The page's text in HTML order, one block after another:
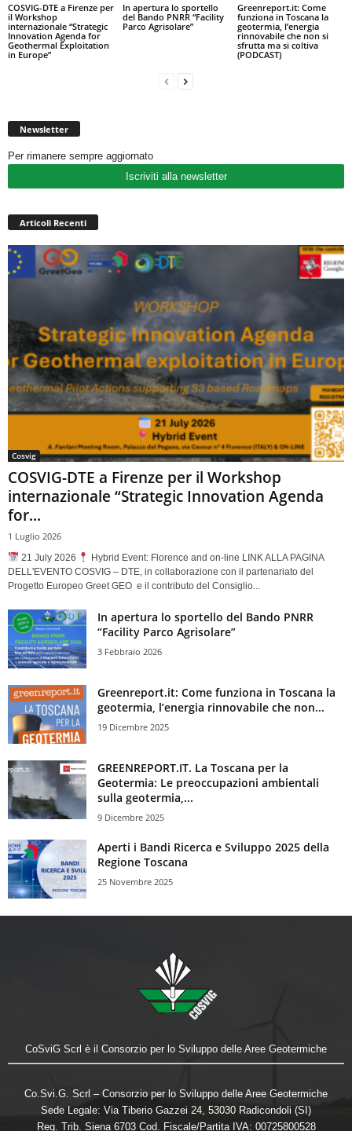
COSVIG-DTE a Firenze per
il Workshop
internazionale “Strategic
Innovation Agenda for
Geothermal Exploitation
in Europe”
In apertura lo sportello
del Bando PNRR “Facility
Parco Agrisolare”
Greenreport.it: Come
funziona in Toscana la
geotermia, l’energia
rinnovabile che non si
sfrutta ma si coltiva
(PODCAST)
Newsletter
Per rimanere sempre aggiornato
Iscriviti alla newsletter
Articoli Recenti
Cosvig
COSVIG-DTE a Firenze per il Workshop
internazionale “Strategic Innovation Agenda
for...
1 Luglio 2026
21 July 2026
Hybrid Event: Florence and on-line LINK ALLA PAGINA
DELL'EVENTO COSVIG – DTE, in collaborazione con il partenariato del
Progetto Europeo Greet GEO e il contributo del Consiglio...
In apertura lo sportello del Bando PNRR
“Facility Parco Agrisolare”
3 Febbraio 2026
Greenreport.it: Come funziona in Toscana la
geotermia, l’energia rinnovabile che non...
19 Dicembre 2025
GREENREPORT.IT. La Toscana per la
Geotermia: Le preoccupazioni ambientali
sulla geotermia,...
9 Dicembre 2025
Aperti i Bandi Ricerca e Sviluppo 2025 della
Regione Toscana
25 Novembre 2025
CoSviG Scrl è il Consorzio per lo Sviluppo delle Aree Geotermiche
Co.Svi.G. Scrl – Consorzio per lo Sviluppo delle Aree Geotermiche
Sede Legale: Via Tiberio Gazzei 24, 53030 Radicondoli (SI)
Reg. Trib. Siena 6703 Cod. Fiscale/Partita IVA: 00725800528